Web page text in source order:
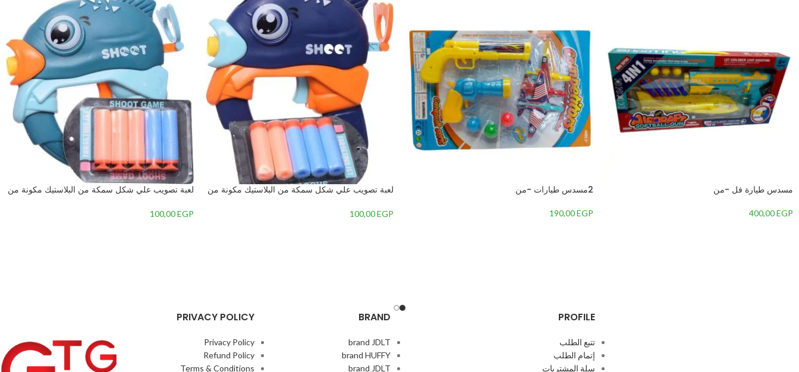
مسدس طيارة فل -من
400,00EGP
2مسدس طيارات -من
190,00EGP
لعبة تصويب علي شكل سمكة من البلاستيك مكونة من
100,00EGP
لعبة تصويب علي شكل سمكة من البلاستيك مكونة من
100,00EGP
PROFILE
تتبع الطلب
إتمام الطلب
سلة المشتريات
BRAND
brand JDLT
brand HUFFY
brand JDLT
PRIVACY POLICY
Privacy Policy
Refund Policy
Terms & Conditions